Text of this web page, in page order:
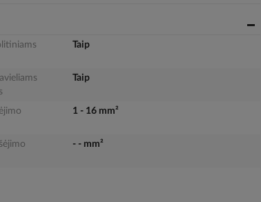
Taip
Taip
1 - 16 mm²
- - mm²